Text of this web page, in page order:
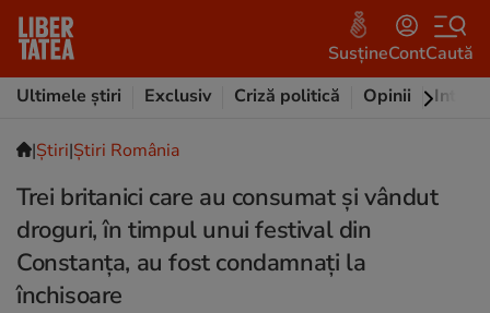
SusțineContCaută
Ultimele știri
Exclusiv Criză politică Opinii
|Ştiri|Știri România
Trei britanici care au consumat și vândut
droguri, în timpul unui festival din
Constanța, au fost condamnați la
închisoare